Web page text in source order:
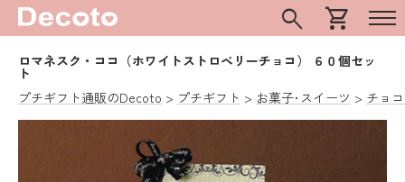
search shopping_cart
ロマネスク・ココ（ホワイトストロベリーチョコ） ６０個セッ
ト
プチギフト通販のDecoto
プチギフト お菓子･スイーツ チョ